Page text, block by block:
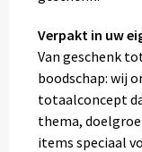
Verpakt in uw
Van geschenk
boodschap: wij
totaalconcept
thema,
items speciaal